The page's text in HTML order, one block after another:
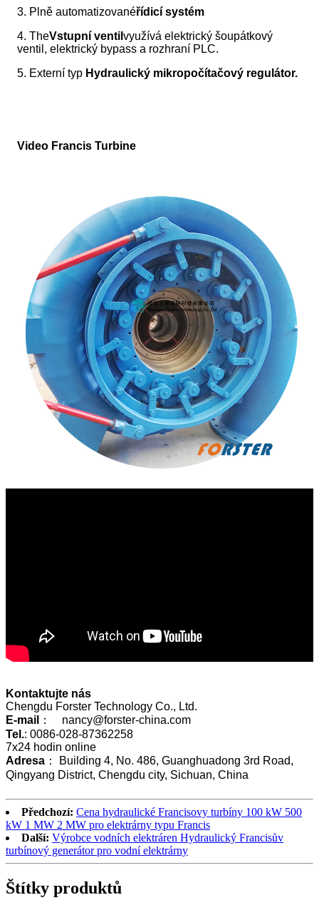
3. Plně automatizovanéřídicí systém
4. TheVstupní ventil využívá elektrický šoupátkový
ventil, elektrický bypass a rozhraní PLC.
5. Externí typ Hydraulický mikropočítačový regulátor.
Video Francis Turbine
Kontaktujte nás
Chengdu Forster Technology Co., Ltd.
E-mail
： nancy@forster-china.com
Tel.: 0086-028-87362258
7x24 hodin online
Adresa ： Building 4, No. 486, Guanghuadong 3rd Road,
Qingyang District, Chengdu city, Sichuan, China
Předchozí: Cena hydraulické Francisovy turbíny 100 kW 500
kW 1 MW 2 MW pro elektrárny typu Francis
Další: Výrobce vodních elektráren Hydraulický Francisův
turbínový generátor pro vodní elektrárny
Štítky produktů